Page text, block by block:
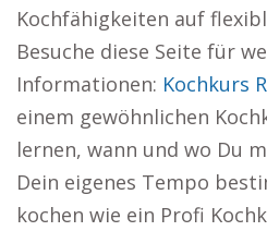
Kochfähigkeiten auf
Besuche diese Seite für
Informationen: Kochkurs
einem gewöhnlichen
lernen, wann und wo Du
Dein eigenes Tempo
kochen wie ein Profi